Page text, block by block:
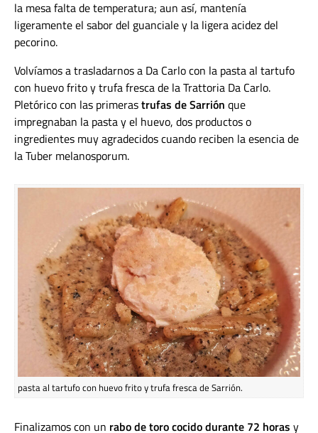
la mesa falta de temperatura; aun así, mantenía
ligeramente el sabor del guanciale y la ligera acidez del
pecorino.
Volvíamos a trasladarnos a Da Carlo con la pasta al tartufo
con huevo frito y trufa fresca de la Trattoria Da Carlo.
Pletórico con las primerastrufas de Sarrión que
impregnaban la pasta y el huevo, dos productos o
ingredientes muy agradecidos cuando reciben la esencia de
la Tuber melanosporum.
pasta al tartufo con huevo frito y trufa fresca de Sarrión.
Finalizamos con un rabo de toro cocido durante 72 horas y